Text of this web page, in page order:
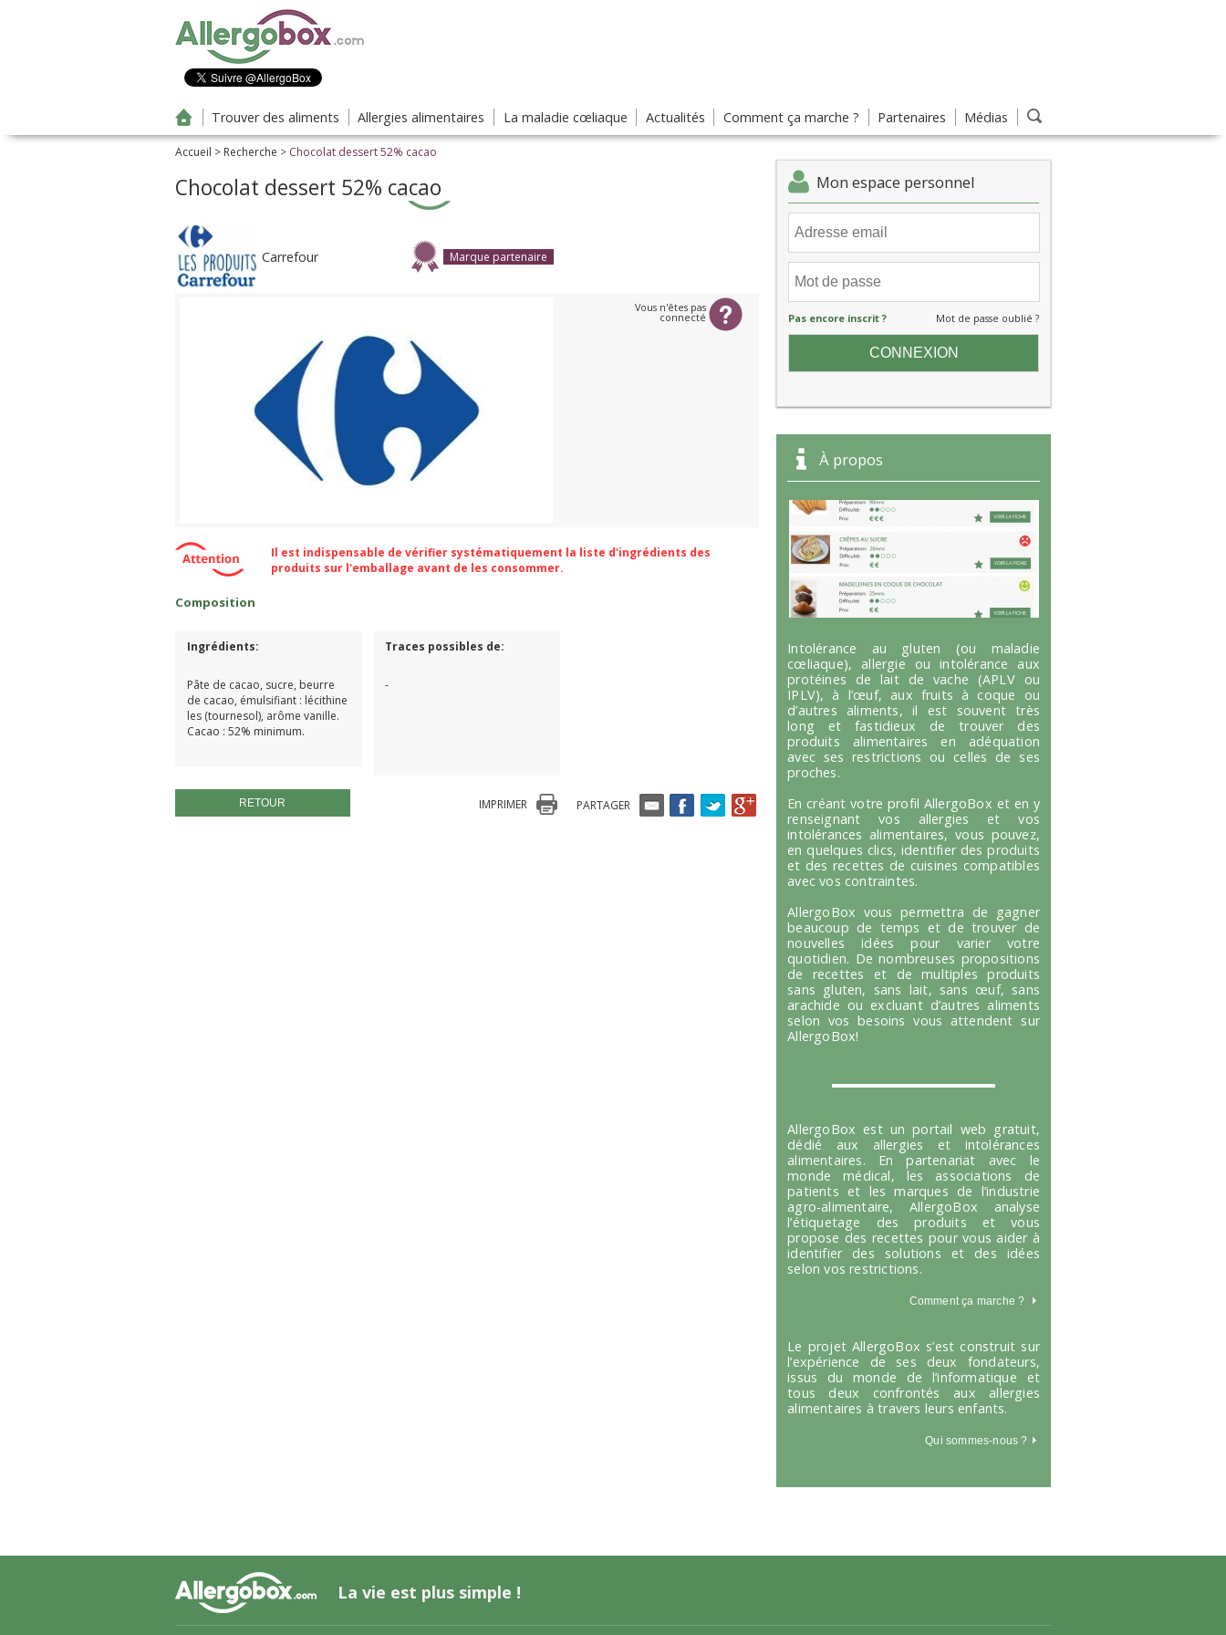
Trouver des aliments Allergies alimentaires La maladie cœliaque Actualités Comment ça marche ? Partenaires Médias
Accueil > Recherche > Chocolat dessert 52% cacao
Mon espace personnel
Pas encore inscrit ? Mot de passe oublié ?
À propos
Intolérance au gluten (ou maladie
cœliaque), allergie ou intolérance aux
protéines de lait de vache (APLV ou
IPLV), à l’œuf, aux fruits à coque ou
d’autres aliments, il est souvent très
long et fastidieux de trouver des
produits alimentaires en adéquation
avec ses restrictions ou celles de ses
proches.
En créant votre profil AllergoBox et en y
renseignant vos allergies et vos
intolérances alimentaires, vous pouvez,
en quelques clics, identifier des produits
et des recettes de cuisines compatibles
avec vos contraintes.
AllergoBox vous permettra de gagner
beaucoup de temps et de trouver de
nouvelles idées pour varier votre
quotidien. De nombreuses propositions
de recettes et de multiples produits
sans gluten, sans lait, sans œuf, sans
arachide ou excluant d’autres aliments
selon vos besoins vous attendent sur
AllergoBox!
AllergoBox est un portail web gratuit,
dédié aux allergies et intolérances
alimentaires. En partenariat avec le
monde médical, les associations de
patients et les marques de l’industrie
agro-alimentaire, AllergoBox analyse
l’étiquetage des produits et vous
propose des recettes pour vous aider à
identifier des solutions et des idées
selon vos restrictions.
Comment ça marche ?
Le projet AllergoBox s’est construit sur
l’expérience de ses deux fondateurs,
issus du monde de l’informatique et
tous deux confrontés aux allergies
alimentaires à travers leurs enfants.
Qui sommes-nous ?
Chocolat dessert 52% cacao
Carrefour Marque partenaire
Vous n'êtes pas
connecté
Il est indispensable de vérifier systématiquement la liste d'ingrédients des
produits sur l'emballage avant de les consommer.
Composition
Ingrédients:
Pâte de cacao, sucre, beurre
de cacao, émulsifiant : lécithine
les (tournesol), arôme vanille.
Cacao : 52% minimum.
Traces possibles de:
-
RETOUR PARTAGER
IMPRIMER
La vie est plus simple !